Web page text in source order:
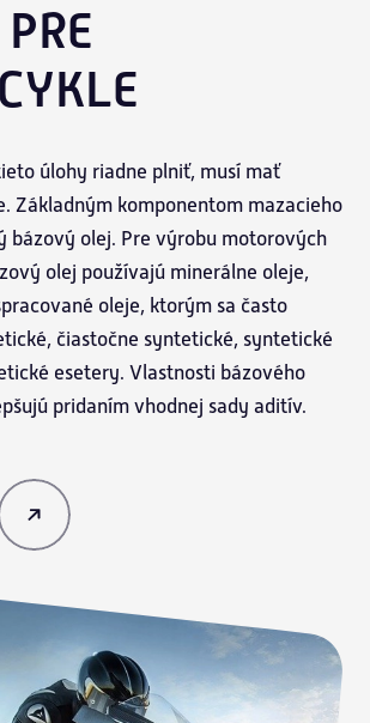
úlohy riadne plniť, musí mať
Základným komponentom mazacieho
bázový olej. Pre výrobu motorových
olej používajú minerálne oleje,
oleje, ktorým sa často
čiastočne syntetické, syntetické
esetery. Vlastnosti bázového
pridaním vhodnej sady aditív.